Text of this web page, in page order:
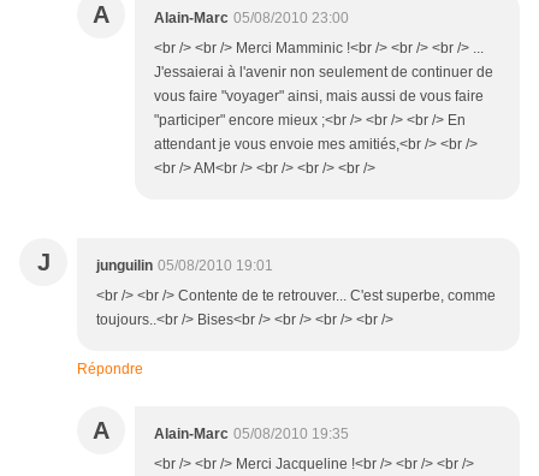
A Alain-Marc 05/08/2010 23:00
<br /> <br /> Merci Mamminic !<br /> <br /> <br /> ...
J'essaierai à l'avenir non seulement de continuer de
vous faire "voyager" ainsi, mais aussi de vous faire
"participer" encore mieux ;<br /> <br /> <br /> En
attendant je vous envoie mes amitiés,<br /> <br />
<br /> AM<br /> <br /> <br /> <br />
J junguilin 05/08/2010 19:01
<br /> <br /> Contente de te retrouver... C'est superbe, comme
toujours..<br /> Bises<br /> <br /> <br /> <br />
Répondre
A Alain-Marc 05/08/2010 19:35
<br /> <br /> Merci Jacqueline !<br /> <br /> <br />